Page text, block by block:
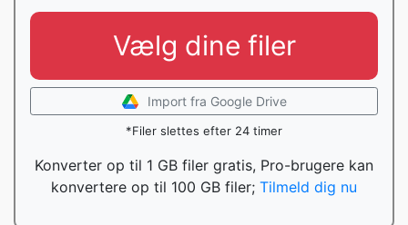
Vælg dine filer
Import fra Google Drive
*Filer slettes efter 24 timer
Konverter op til 1 GB filer gratis, Pro-brugere kan
konvertere op til 100 GB filer; Tilmeld dig nu